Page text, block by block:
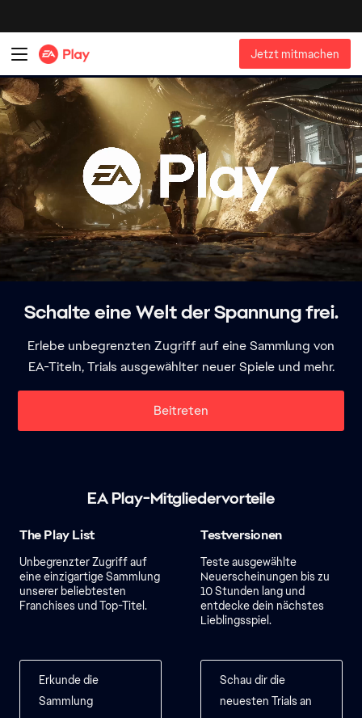
Schalte eine Welt der Spannung frei.
Erlebe unbegrenzten Zugriff auf eine Sammlung von
EA-Titeln, Trials ausgewählter neuer Spiele und mehr.